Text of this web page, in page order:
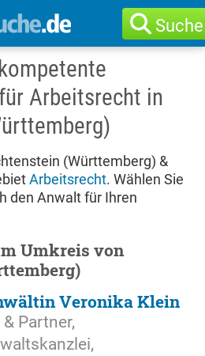
Suche
Arbeitsrecht in
(Württemberg) &
Arbeitsrecht. Wählen Sie
den Anwalt für Ihren
Umkreis von
Veronika Klein
& Partner,